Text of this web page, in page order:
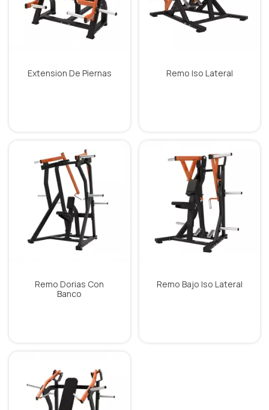
Extension De Piernas Remo Iso Lateral
Remo Dorias Con
Banco
Remo Bajo Iso Lateral